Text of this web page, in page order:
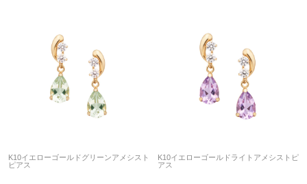
K10イエローゴールドグリーンアメシスト
ピアス
K10イエローゴールドライトアメシストピ
アス